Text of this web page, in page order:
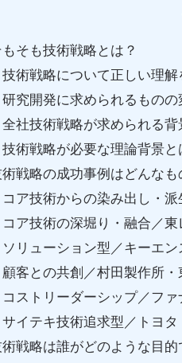
もそも技術戦略とは？
技術戦略について正しい理解
研究開発に求められるもの
全社技術戦略が求められる
技術戦略が必要な理論背景と
術戦略の成功事例はどんな
コア技術からの染み出し・
コア技術の深堀り・融合／東
ソリューション型／キーエ
顧客との共創／村田製作所
コストリーダーシップ／ファ
サイテキ技術追求型／トヨタ
術戦略は誰がどのような目